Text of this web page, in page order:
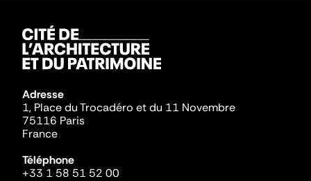
Adresse
1, Place du Trocadéro et du 11 Novembre
75116 Paris
France
Téléphone
+33 1 58 51 52 00